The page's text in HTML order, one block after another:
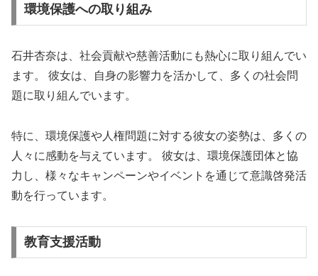
環境保護への取り組み
石井杏奈は、社会貢献や慈善活動にも熱心に取り組んでい
ます。 彼女は、自身の影響力を活かして、多くの社会問
題に取り組んでいます。
特に、環境保護や人権問題に対する彼女の姿勢は、多くの
人々に感動を与えています。 彼女は、環境保護団体と協
力し、様々なキャンペーンやイベントを通じて意識啓発活
動を行っています。
教育支援活動